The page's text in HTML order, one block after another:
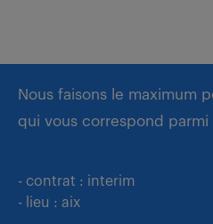
Nous faisons le maximum
qui vous correspond parmi
- contrat : interim
- lieu : aix